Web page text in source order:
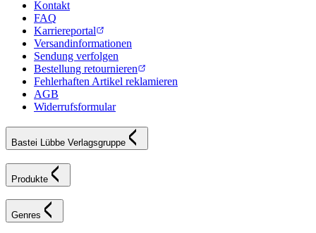
Kontakt
FAQ
Karriereportal
Versandinformationen
Sendung verfolgen
Bestellung retournieren
Fehlerhaften Artikel reklamieren
AGB
Widerrufsformular
Bastei Lübbe Verlagsgruppe
Produkte
Genres